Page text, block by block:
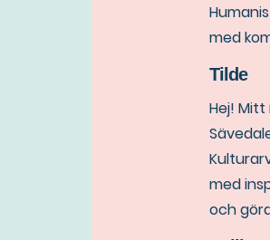
med
Tilde
Hej!
med
och